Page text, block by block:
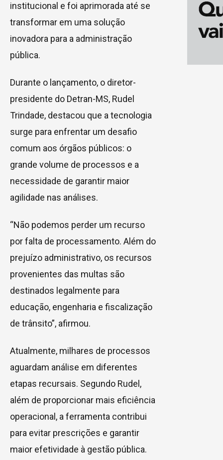
institucional e foi aprimorada até se
transformar em uma solução
inovadora para a administração
pública.
Durante o lançamento, o diretor-
presidente do Detran-MS, Rudel
Trindade, destacou que a tecnologia
surge para enfrentar um desafio
comum aos órgãos públicos: o
grande volume de processos e a
necessidade de garantir maior
agilidade nas análises.
“Não podemos perder um recurso
por falta de processamento. Além do
prejuízo administrativo, os recursos
provenientes das multas são
destinados legalmente para
educação, engenharia e fiscalização
de trânsito”, afirmou.
Atualmente, milhares de processos
aguardam análise em diferentes
etapas recursais. Segundo Rudel,
além de proporcionar mais eficiência
operacional, a ferramenta contribui
para evitar prescrições e garantir
maior efetividade à gestão pública.